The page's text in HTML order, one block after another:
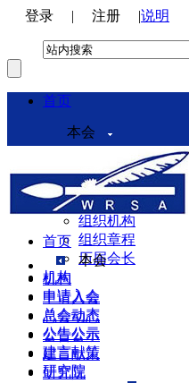
登录 | 注册 |说明
首页
本会
本会介绍
领导机构
理事会
组织机构
组织章程
历届会长
机构
申请入会
总会动态
公告公示
建言献策
研究院
首页
本会
机构
申请入会
总会动态
公告公示
建言献策
研究院